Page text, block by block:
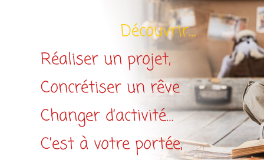
Découvrir…
Réaliser un projet,
Concrétiser un rêve
Changer d’activité…
C’est à votre portée,